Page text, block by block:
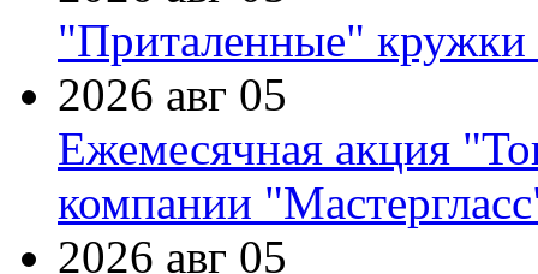
"Приталенные" кружки
2026 авг 05
Ежемесячная акция
компании
2026 авг 05